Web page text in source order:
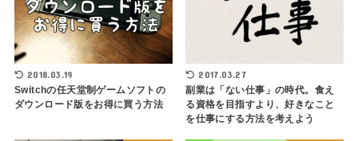
2018.03.19
Switchの任天堂制ゲームソフトの
ダウンロード版をお得に買う方法
2017.03.27
副業は「ない仕事」の時代。食え
る資格を目指すより、好きなこと
を仕事にする方法を考えよう